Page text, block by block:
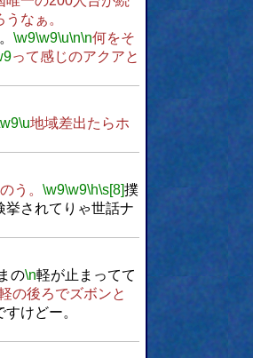
なぁ。
\w9\w9\u\n\n何をそ
って感じのアクアと
\u地域差出たらホ
う。 \w9\w9\h\s[8]撲
挙されてりゃ世話ナ
の\n軽が止まってて
の後ろでズボンと
けどー。